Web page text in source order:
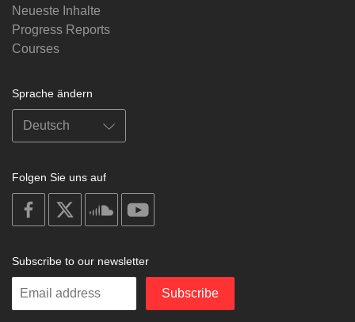
Neueste Inhalte
Progress Reports
Courses
Sprache ändern
Folgen Sie uns auf
on
facebook
soundcloud
Subscribe to our newsletter
Enter
Subscribe